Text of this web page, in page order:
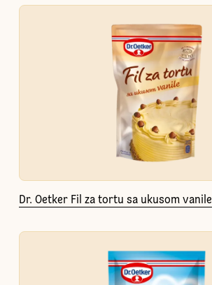
Dr. Oetker Fil za tortu sa ukusom vanile